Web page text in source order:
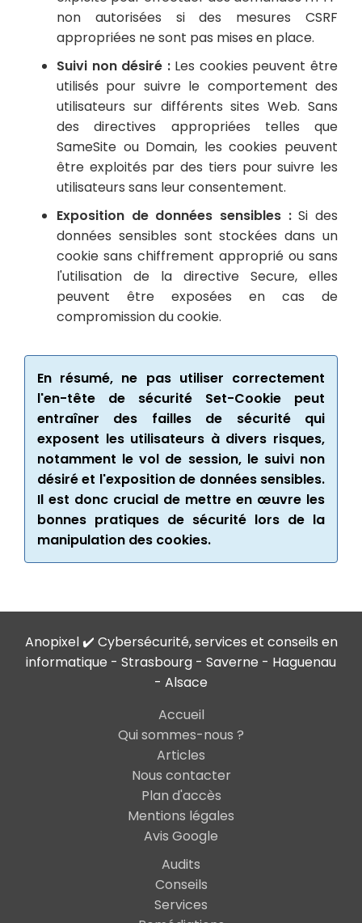
non autorisées si des mesures CSRF
appropriées ne sont pas mises en place.
Suivi non désiré :Les cookies peuvent être
utilisés pour suivre le comportement des
utilisateurs sur différents sites Web. Sans
des directives appropriées telles que
SameSite ou Domain, les cookies peuvent
être exploités par des tiers pour suivre les
utilisateurs sans leur consentement.
Exposition de données sensibles :Si des
données sensibles sont stockées dans un
cookie sans chiffrement approprié ou sans
l'utilisation de la directive Secure, elles
peuvent être exposées en cas de
compromission du cookie.
En résumé, ne pas utiliser correctement
l'en-tête de sécurité Set-Cookie peut
entraîner des failles de sécurité qui
exposent les utilisateurs à divers risques,
notamment le vol de session, le suivi non
désiré et l'exposition de données sensibles.
Il est donc crucial de mettre en œuvre les
bonnes pratiques de sécurité lors de la
manipulation des cookies.
Anopixel ✔️ Cybersécurité, services et conseils en
informatique - Strasbourg - Saverne - Haguenau
- Alsace
Accueil
Qui sommes-nous ?
Articles
Nous contacter
Plan d'accès
Mentions légales
Avis Google
Audits
Conseils
Services